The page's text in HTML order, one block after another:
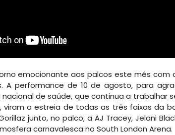
emocionante aos palcos este mês com
A performance de 10 de agosto, para
de saúde, que continua a trabalhar
viram a estreia de todas as três faixas da
junto, no palco, a AJ Tracey, Jelani
carnavalesca no South London Arena.